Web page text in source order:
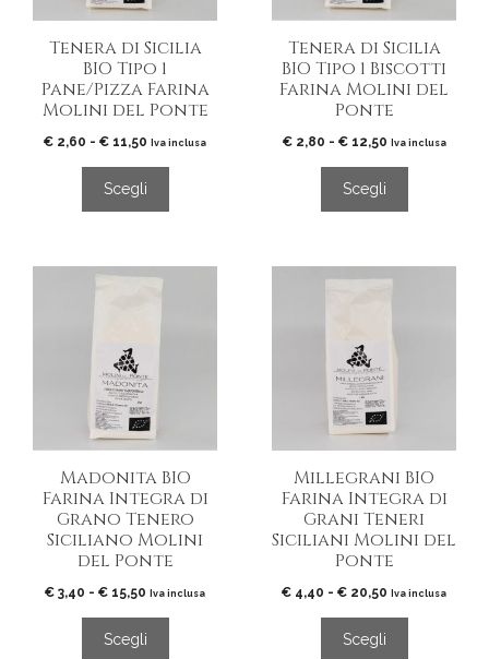
Tenera di Sicilia
BIO Tipo 1
Pane/Pizza Farina
Molini del Ponte
€ 2,60 - € 11,50 Fascia
Iva inclusa
Scegli
possono
scelte
pagina
del
prodotto
Tenera di Sicilia
BIO Tipo 1 Biscotti
Farina Molini del
Ponte
€2,80 - €12,50Fascia
Iva inclusa
Scegli
possono
scelte
nella
pagina
prodotto
Madonita BIO
Farina Integra di
Grano Tenero
Siciliano Molini
del Ponte
€ 3,40 - € 15,50 Fascia
prezzo:
da
Iva inclusa
Scegli
possono
scelte
nella
pagina
del
Millegrani BIO
Farina Integra di
Grani Teneri
Siciliani Molini del
Ponte
€ 4,40 - € 20,50 Fascia
Iva inclusa
Scegli
possono
scelte
nella
pagina
del